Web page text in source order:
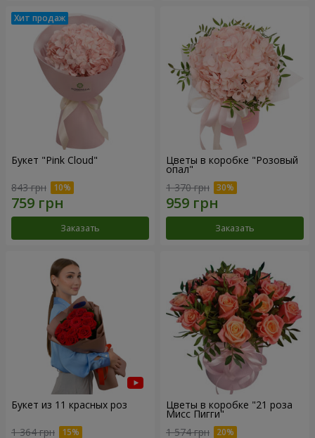
Букет "Pink Cloud"
843 грн
Заказать
Цветы в коробке "Розовый
опал"
1 370 грн
Заказать
Букет из 11 красных роз
1 364 грн
Цветы в коробке "21 роза
Мисс Пигги"
1 574 грн